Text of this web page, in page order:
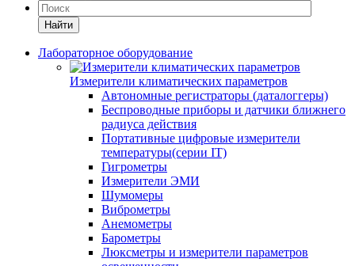
Найти
Лабораторное оборудование
Измерители климатических параметров
Автономные регистраторы (даталоггеры)
Беспроводные приборы и датчики ближнего
радиуса действия
Портативные цифровые измерители
температуры(серии IT)
Гигрометры
Измерители ЭМИ
Шумомеры
Виброметры
Анемометры
Барометры
Люксметры и измерители параметров